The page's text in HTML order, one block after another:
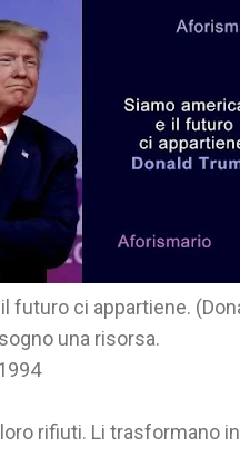
futuro ci appartiene.
una risorsa.
rifiuti. Li trasformano